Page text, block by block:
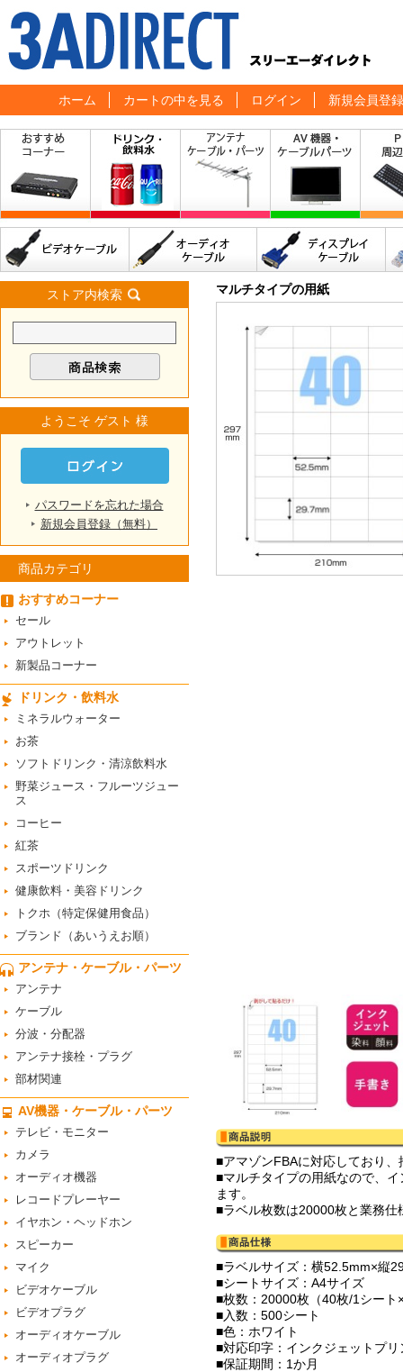
ホーム カートの中を見る ログイン 新規会員登録
ストア内検索
ようこそ ゲスト 様
パスワードを忘れた場合
新規会員登録（無料）
商品カテゴリ
おすすめコーナー
セール
アウトレット
新製品コーナー
ドリンク・飲料水
ミネラルウォーター
お茶
ソフトドリンク・清涼飲料水
野菜ジュース・フルーツジュー
ス
コーヒー
紅茶
スポーツドリンク
健康飲料・美容ドリンク
トクホ（特定保健用食品）
ブランド（あいうえお順）
アンテナ・ケーブル・パーツ
アンテナ
ケーブル
分波・分配器
アンテナ接栓・プラグ
部材関連
AV機器・ケーブル・パーツ
テレビ・モニター
カメラ
オーディオ機器
レコードプレーヤー
イヤホン・ヘッドホン
スピーカー
マイク
ビデオケーブル
ビデオプラグ
オーディオケーブル
オーディオプラグ
マルチタイプの用紙
■アマゾンFBAに対応しており
■マルチタイプの用紙なので、
ます。
■ラベル枚数は20000枚と業務
■ラベルサイズ：横52.5mm×縦
■シートサイズ：A4サイズ
■枚数：20000枚（40枚/1シート
■入数：500シート
■色：ホワイト
■対応印字：インクジェットプ
■保証期間：1か月